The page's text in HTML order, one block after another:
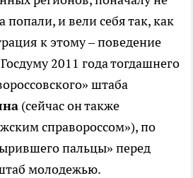
попали, и вели себя так, как
к этому – поведение
2011 года тогдашнего
штаба
(сейчас он также
справороссом»), по
пальцы» перед
молодежью.